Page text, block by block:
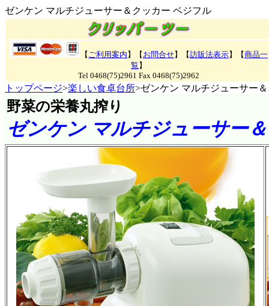
ゼンケン マルチジューサー＆クッカー ベジフル
【 ご利用案内 】【 お問合せ】【訪販法表示】【商品一
覧 】
Tel 0468(75)2961 Fax 0468(75)2962
トップページ>楽しい食卓台所>ゼンケン マルチジューサー
野菜の栄養丸搾り
ゼンケン マルチジューサー